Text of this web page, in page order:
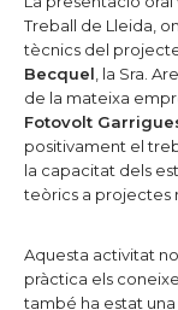
Treball de Lleida,
tècnics del
Becquel , la Sra.
de la mateixa
Fotovolt
positivament el
la capacitat dels
teòrics a projectes
Aquesta activitat
pràctica els
també ha estat